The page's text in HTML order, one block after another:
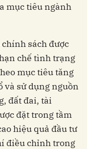
mục tiêu ngành
sách được
chế tình trạng
mục tiêu tăng
và sử dụng nguồn
đất đai, tài
đặt trong tầm
hiệu quả đầu tư
điều chỉnh trong